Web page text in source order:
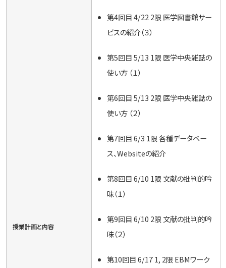
授業計画と内容
第4回目 4/22 2限 医学図書館サー
ビスの紹介（３）
第5回目 5/13 1限 医学中央雑誌の
使い方 （１）
第6回目 5/13 2限 医学中央雑誌の
使い方 （２）
第7回目 6/3 1限 各種データベー
ス、Websiteの紹介
第8回目 6/10 1限 文献の批判的吟
味（１）
第9回目 6/10 2限 文献の批判的吟
味（２）
第10回目 6/17 1, 2限 EBMワーク